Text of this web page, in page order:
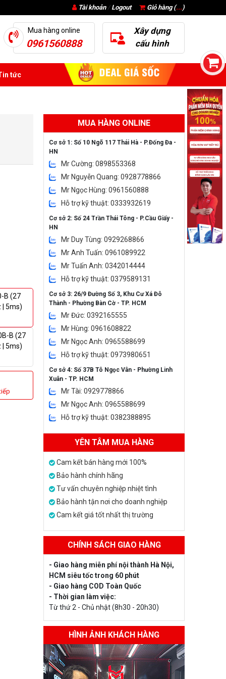
Giỏ hàng (...)
Tài khoản/ Logout
Mua hàng online
0961560888
Xây dựng
cấu hình
tức
B (27
| 5ms)
B (27
| 5ms)
MUA HÀNG ONLINE
Cơ sở 1: Số 10 Ngõ 117 Thái Hà - P.Đống Đa -
HN
Mr Cường: 0898553368
Mr Nguyễn Quang: 0928778866
Mr Ngọc Hùng: 0961560888
Hỗ trợ kỹ thuật: 0333932619
Cơ sở 2: Số 24 Trần Thái Tông - P.Cầu Giấy -
HN
Mr Duy Tùng: 0929268866
Mr Anh Tuấn: 0961089922
Mr Tuấn Anh: 0342014444
Hỗ trợ kỹ thuật: 0379589131
Cơ sở 3: 26/9 Đường Số 3, Khu Cư Xá Đô
Thành - Phường Bàn Cờ - TP. HCM
Mr Đức: 0392165555
Mr Hùng: 0961608822
Mr Ngọc Anh: 0965588699
Hỗ trợ kỹ thuật: 0973980651
Cơ sở 4: Số 37B Tô Ngọc Vân - Phường Linh
Xuân - TP. HCM
Mr Tài: 0929778866
Mr Ngọc Anh: 0965588699
Hỗ trợ kỹ thuật: 0382388895
YÊN TÂM MUA HÀNG
Cam kết bán hàng mới 100%
Bảo hành chính hãng
Tư vấn chuyên nghiệp nhiệt tình
Bảo hành tận nơi cho doanh nghiệp
Cam kết giá tốt nhất thị trường
CHÍNH SÁCH GIAO HÀNG
- Giao hàng miễn phí nội thành Hà Nội,
HCM siêu tốc trong 60 phút
- Giao hàng COD Toàn Quốc
- Thời gian làm việc:
Từ thứ 2 - Chủ nhật (8h30 - 20h30)
HÌNH ẢNH KHÁCH HÀNG